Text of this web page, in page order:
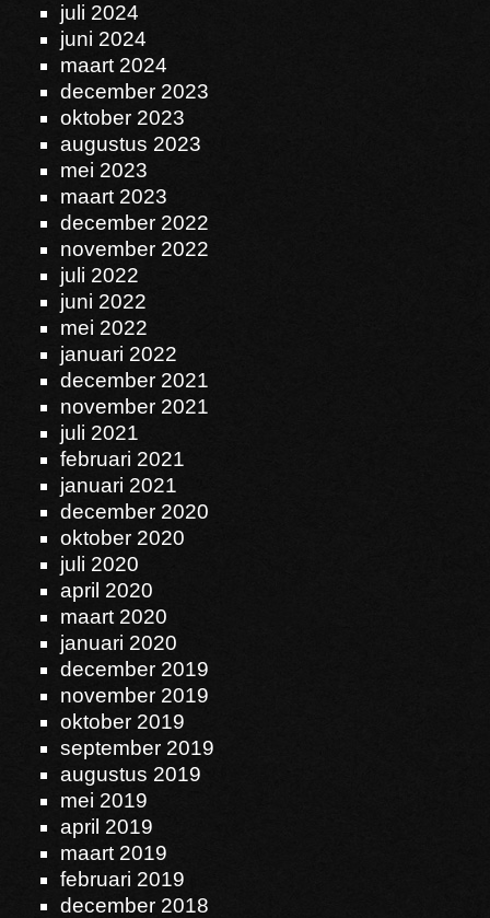
juli 2024
juni 2024
maart 2024
december 2023
oktober 2023
augustus 2023
mei 2023
maart 2023
december 2022
november 2022
juli 2022
juni 2022
mei 2022
januari 2022
december 2021
november 2021
juli 2021
februari 2021
januari 2021
december 2020
oktober 2020
juli 2020
april 2020
maart 2020
januari 2020
december 2019
november 2019
oktober 2019
september 2019
augustus 2019
mei 2019
april 2019
maart 2019
februari 2019
december 2018